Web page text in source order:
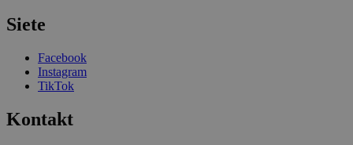
Siete
Facebook
Instagram
TikTok
Kontakt